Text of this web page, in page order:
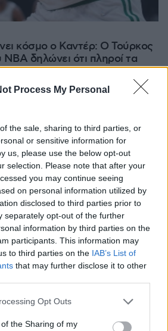
Process My Personal
the sale, sharing to third parties, or
or sensitive information for
us, please use the below opt-out
selection. Please note that after your
you may continue seeing
on personal information utilized by
disclosed to third parties prior to
separately opt-out of the further
information by third parties on the
participants. This information may
to third parties on the IAB’s List of
that may further disclose it to other
app uses one or more Google
or usage behaviour. You may click to
Opt Outs
the Sharing of my
κόσμο ο Καντέρ: Ο Τούρκος
δηλώνει ότι πληροί τα
και δηλώνει υποψήφιος
δεκαετία
343
Ελλάδα που
μεσημεριανό,
τους
Ελπίδα για τη